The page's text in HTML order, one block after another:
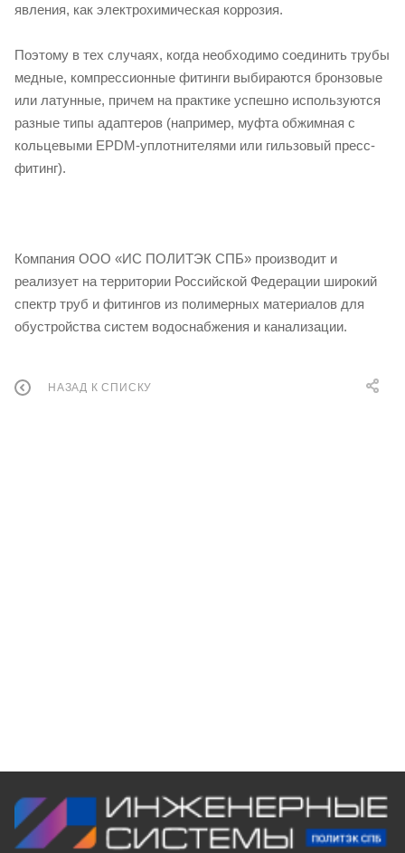
явления, как электрохимическая коррозия.
Поэтому в тех случаях, когда необходимо соединить трубы
медные, компрессионные фитинги выбираются бронзовые
или латунные, причем на практике успешно используются
разные типы адаптеров (например, муфта обжимная с
кольцевыми EPDM-уплотнителями или гильзовый пресс-
фитинг).
Компания ООО «ИС ПОЛИТЭК СПБ» производит и
реализует на территории Российской Федерации широкий
спектр труб и фитингов из полимерных материалов для
обустройства систем водоснабжения и канализации.
НАЗАД К СПИСКУ